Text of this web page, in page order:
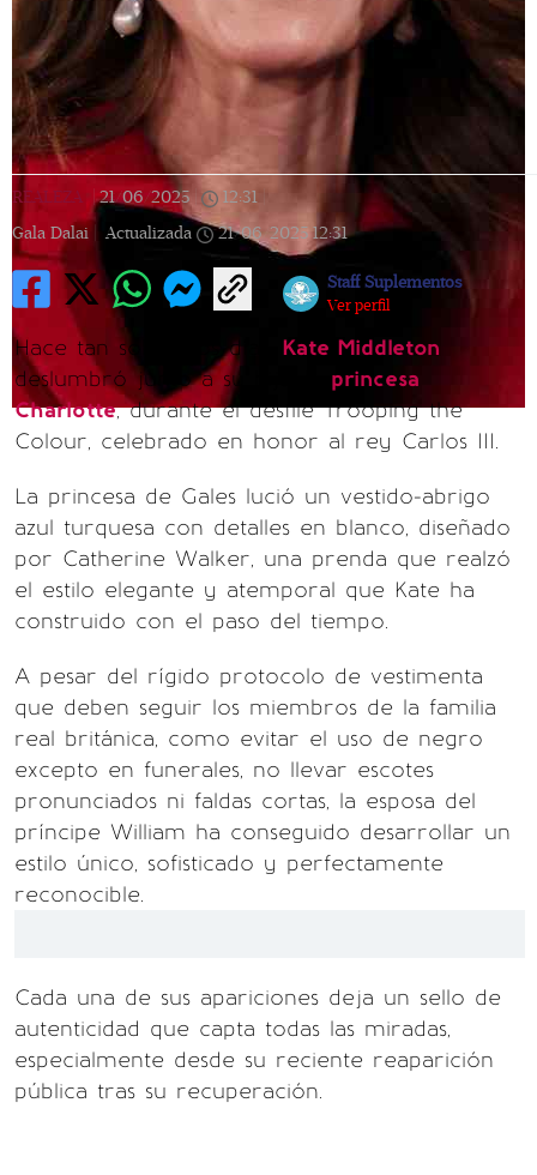
REALEZA 21/06/2025 12:31
Gala Dalai |
Actualizada 21/06/2025 12:31
Staff Suplementos
Ver perfil
Hace tan solo unos días, Kate Middleton
deslumbró junto a su hija, la princesa
Charlotte, durante el desfile Trooping the
Colour, celebrado en honor al rey Carlos III.
La princesa de Gales lució un vestido-abrigo
azul turquesa con detalles en blanco, diseñado
por Catherine Walker, una prenda que realzó
el estilo elegante y atemporal que Kate ha
construido con el paso del tiempo.
A pesar del rígido protocolo de vestimenta
que deben seguir los miembros de la familia
real británica, como evitar el uso de negro
excepto en funerales, no llevar escotes
pronunciados ni faldas cortas, la esposa del
príncipe William ha conseguido desarrollar un
estilo único, sofisticado y perfectamente
reconocible.
Cada una de sus apariciones deja un sello de
autenticidad que capta todas las miradas,
especialmente desde su reciente reaparición
pública tras su recuperación.